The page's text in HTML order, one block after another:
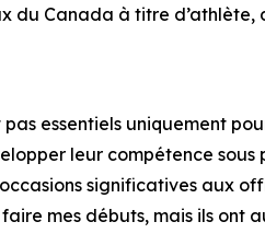
Canada à titre
essentiels uniquement
leur compétence
significatives aux
mes débuts, mais ils